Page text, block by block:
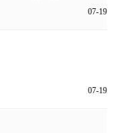
07-19
07-19